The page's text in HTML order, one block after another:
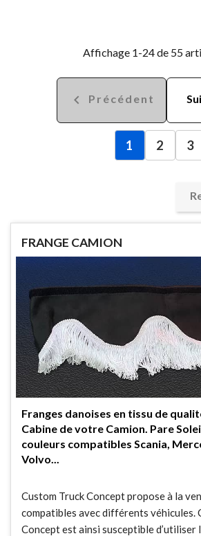
Affichage 1-24 de 55
 Précédent
1 2 3
FRANGE CAMION
Franges danoises en tissu de
Cabine de votre Camion. Pare
couleurs compatibles Scania,
Volvo...
Custom Truck Concept propose à la
compatibles avec différents véhicules.
Concept est ainsi susceptible d’utiliser